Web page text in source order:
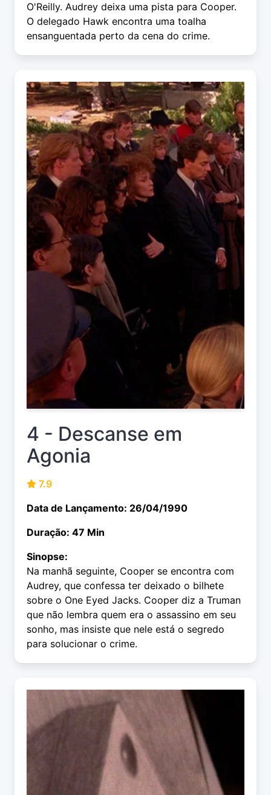
O'Reilly. Audrey deixa uma pista para Cooper.
O delegado Hawk encontra uma toalha
ensanguentada perto da cena do crime.
4 - Descanse em
Agonia
7.9
Data de Lançamento: 26/04/1990
Duração: 47 Min
Sinopse:
Na manhã seguinte, Cooper se encontra com
Audrey, que confessa ter deixado o bilhete
sobre o One Eyed Jacks. Cooper diz a Truman
que não lembra quem era o assassino em seu
sonho, mas insiste que nele está o segredo
para solucionar o crime.